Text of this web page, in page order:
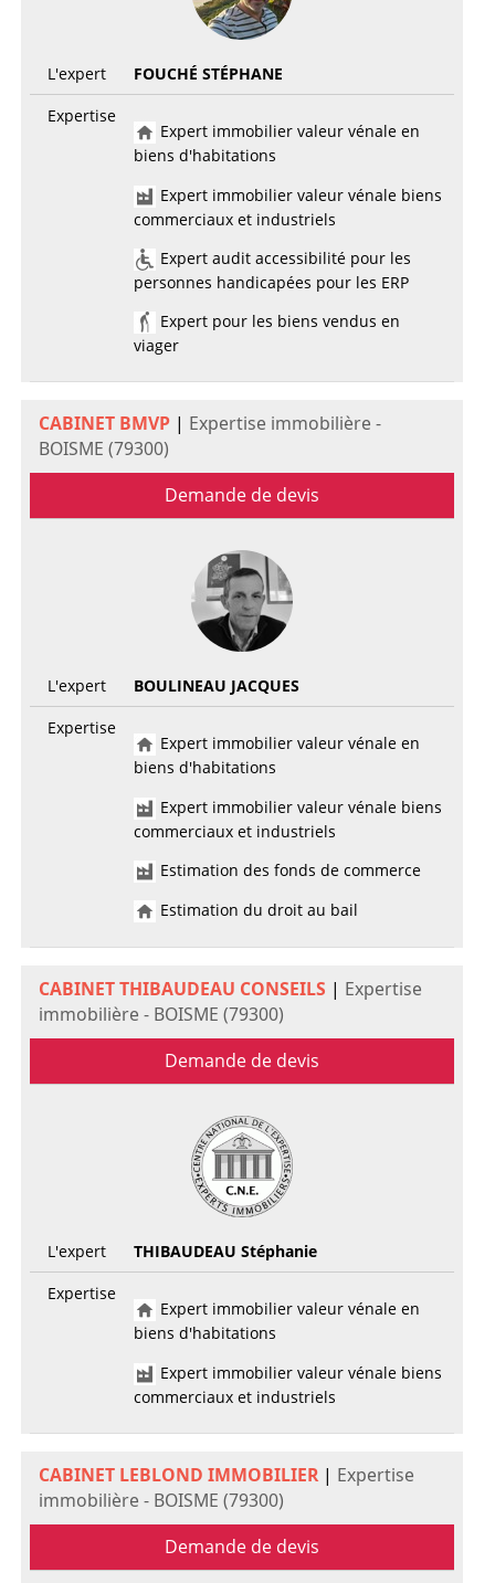
L'expert
FOUCHÉ STÉPHANE
Expertise
Expert immobilier valeur vénale en
biens d'habitations
Expert immobilier valeur vénale biens
commerciaux et industriels
Expert audit accessibilité pour les
personnes handicapées pour les ERP
Expert pour les biens vendus en
viager
CABINET BMVP| Expertise immobilière -
BOISME (79300)
Demande de devis
L'expert
BOULINEAU JACQUES
Expertise
Expert immobilier valeur vénale en
biens d'habitations
Expert immobilier valeur vénale biens
commerciaux et industriels
Estimation des fonds de commerce
Estimation du droit au bail
CABINET THIBAUDEAU CONSEILS | Expertise
immobilière - BOISME (79300)
Demande de devis
L'expert
THIBAUDEAU Stéphanie
Expertise
Expert immobilier valeur vénale en
biens d'habitations
Expert immobilier valeur vénale biens
commerciaux et industriels
CABINET LEBLOND IMMOBILIER| Expertise
immobilière - BOISME (79300)
Demande de devis